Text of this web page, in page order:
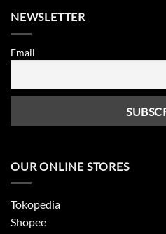
NEWSLETTER
Email
OUR ONLINE STORES
Tokopedia
Shopee